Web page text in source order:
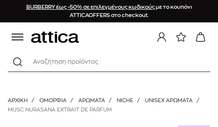
BURBERRY έως -50% σε επιλεγμένους κωδικούςμε το κουπόνι
ATTICAOFFERS στο checkout.
Αναζήτηση προϊόντος :
ΑΡΧΙΚΉ / ΟΜΟΡΦΙΑ / ΑΡΩΜΑΤΑ / NICHE / UNISEX ΑΡΏΜΑΤΑ
/
MUSC NURASANA EXTRAIT DE PARFUM